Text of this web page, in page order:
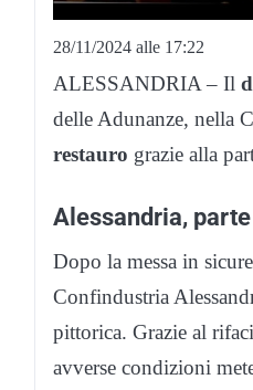
28/11/2024 alle 17:22
ALESSANDRIA – Il
delle Adunanze, nella
restauro grazie alla
Alessandria,
Dopo la messa in
Confindustria
pittorica. Grazie al
avverse condizioni